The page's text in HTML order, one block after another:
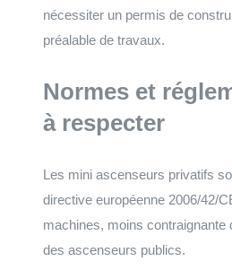
nécessiter un permis de
préalable de travaux.
Normes et
à respecter
Les mini ascenseurs privatifs
directive européenne 2006/42/
machines, moins contraignante
des ascenseurs publics.